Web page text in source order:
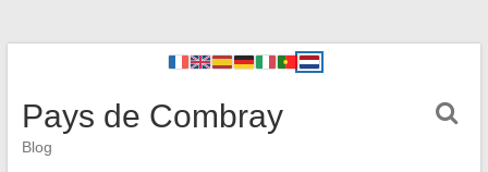
Pays de Combray
Blog